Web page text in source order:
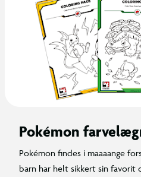
Pokémon
Pokémon findes i maaaange
barn har helt sikkert sin favorit